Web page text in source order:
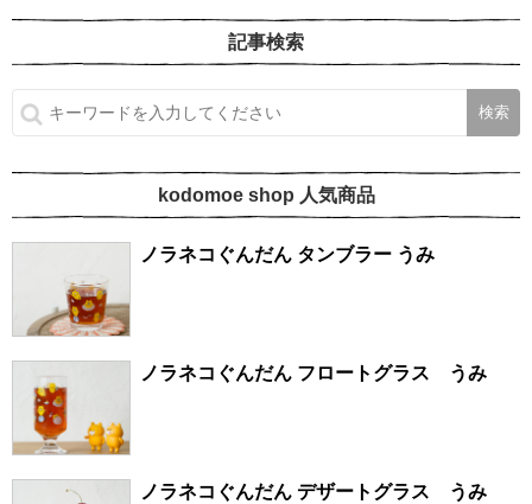
記事検索
kodomoe shop 人気商品
ノラネコぐんだん タンブラー うみ
ノラネコぐんだん フロートグラス うみ
ノラネコぐんだん デザートグラス うみ